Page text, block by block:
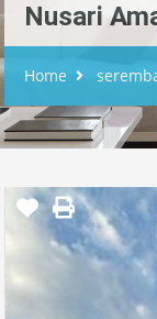
Nusari
Home